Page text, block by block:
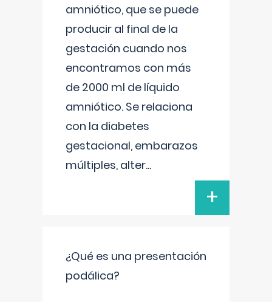
amniótico, que se puede
producir al final de la
gestación cuando nos
encontramos con más
de 2000 ml de líquido
amniótico. Se relaciona
con la diabetes
gestacional, embarazos
múltiples, alter...
+
¿Qué es una presentación
podálica?